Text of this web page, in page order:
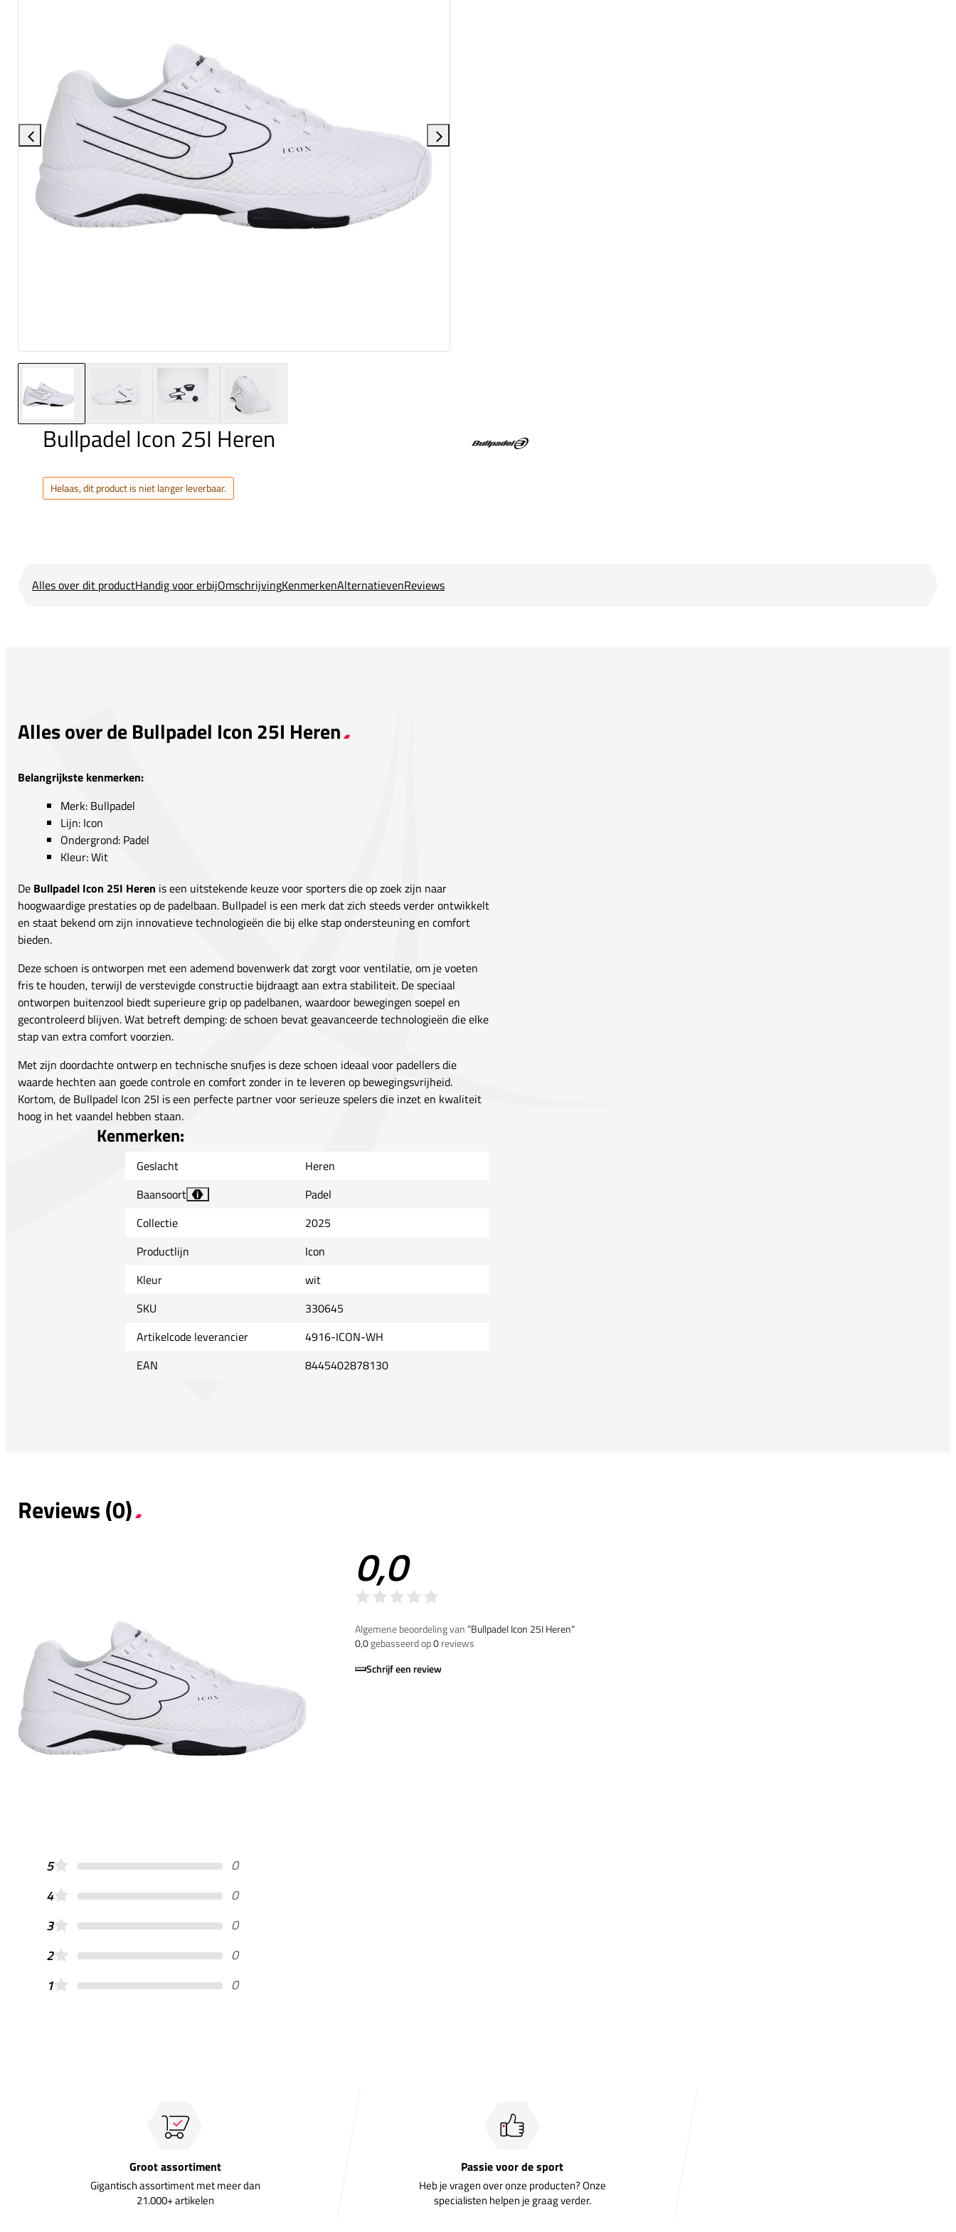
Bullpadel Icon 25I Heren
Helaas, dit product is niet langer leverbaar.
Alles over dit productHandig voor erbijOmschrijvingKenmerkenAlternatievenReviews
Alles over de Bullpadel Icon 25I Heren
Belangrijkste kenmerken:
Merk: Bullpadel
Lijn: Icon
Ondergrond: Padel
Kleur: Wit
De Bullpadel Icon 25I Heren is een uitstekende keuze voor sporters die op zoek zijn naar
hoogwaardige prestaties op de padelbaan. Bullpadel is een merk dat zich steeds verder ontwikkelt
en staat bekend om zijn innovatieve technologieën die bij elke stap ondersteuning en comfort
bieden.
Deze schoen is ontworpen met een ademend bovenwerk dat zorgt voor ventilatie, om je voeten
fris te houden, terwijl de verstevigde constructie bijdraagt aan extra stabiliteit. De speciaal
ontworpen buitenzool biedt superieure grip op padelbanen, waardoor bewegingen soepel en
gecontroleerd blijven. Wat betreft demping: de schoen bevat geavanceerde technologieën die elke
stap van extra comfort voorzien.
Met zijn doordachte ontwerp en technische snufjes is deze schoen ideaal voor padellers die
waarde hechten aan goede controle en comfort zonder in te leveren op bewegingsvrijheid.
Kortom, de Bullpadel Icon 25I is een perfecte partner voor serieuze spelers die inzet en kwaliteit
hoog in het vaandel hebben staan.
Kenmerken:
Geslacht
Heren
Baansoort
i
Padel
Collectie
2025
Productlijn
Icon
Kleur
wit
SKU
330645
Artikelcode leverancier
4916-ICON-WH
EAN
8445402878130
Reviews (0)
0,0
Algemene beoordeling van”Bullpadel Icon 25I Heren“
0,0gebasseerd op0reviews
Schrijf een review
5
0
4
0
3
0
2
0
1
0
Groot assortiment
Gigantisch assortiment met meer dan
21.000+ artikelen
Passie voor de sport
Heb je vragen over onze producten? Onze
specialisten helpen je graag verder.